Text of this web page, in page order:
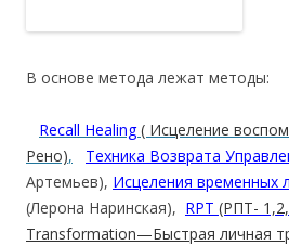
В основе метода лежат методы:
Recall Healing( Исцеление
Рено), Техника Возврата
Артемьев), Исцеления временных
(Лерона Наринская), RPT (РПТ-
Transformation—Быстрая личная